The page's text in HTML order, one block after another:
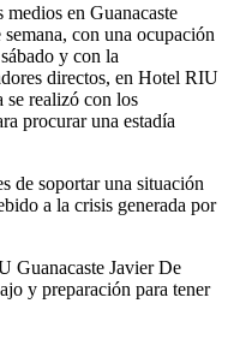
en Guanacaste
con una ocupación
y con la
directos, en Hotel RIU
se realizó con los
procurar una estadía
de soportar una situación
a la crisis generada por
Guanacaste Javier De
y preparación para tener